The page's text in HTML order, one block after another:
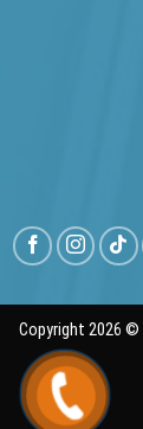
Copyright 2026 ©